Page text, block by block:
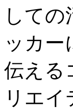
して
ッカー
伝える
リエ